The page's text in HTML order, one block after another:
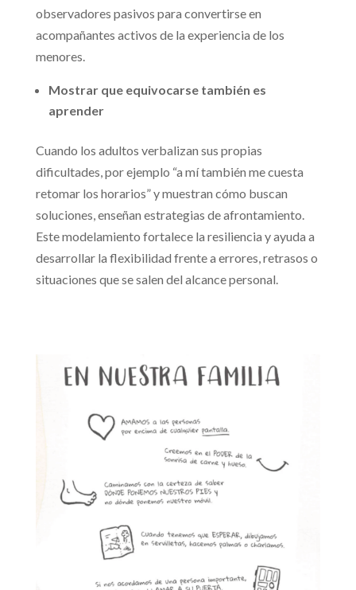
observadores pasivos para convertirse en
acompañantes activos de la experiencia de los
menores.
Mostrar que equivocarse también es
aprender
Cuando los adultos verbalizan sus propias
dificultades, por ejemplo “a mí también me cuesta
retomar los horarios” y muestran cómo buscan
soluciones, enseñan estrategias de afrontamiento.
Este modelamiento fortalece la resiliencia y ayuda a
desarrollar la flexibilidad frente a errores, retrasos o
situaciones que se salen del alcance personal.